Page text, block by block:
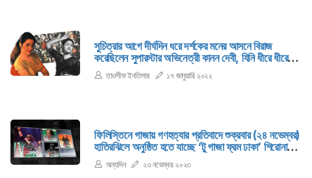
সুচিত্রার আগে দীর্ঘদিন ধরে দর্শকের মনের আসনে বিরাজ
করেছিলেন সুপারস্টার অভিনেত্রী কানন দেবী, যিনি ধীরে ধীরে
প্রধান নায়িকার ভূমিকা থেকে সরে আসছিলেন। অন্যদিকে
আদিনাথ সেনের পুত্রবধূ বলেই সুচিত্রা সেনের প্রধান নায়িকা
তাওসীফ ইনতিসার ১৭ জানুয়ারি ২০২২
ফিলিস্তিনে গাজায় গণহত্যার প্রতিবাদে শুক্রবার (২৪ নভেম্বর)
হাতিরঝিলে অনুষ্ঠিত হতে যাচ্ছে ‘টু গাজা ফ্রম ঢাকা’ শিরোনামের
কনসার্ট। কনসার্টটি হওয়ার কথা ছিল ঢাকা বিশ্ববিদ্যালয়ের
কেন্দ্রীয় মাঠে। সেখানে অনুমতি মেলেনি।
অন্যদিন ২৩ নভেম্বর ২০২৩